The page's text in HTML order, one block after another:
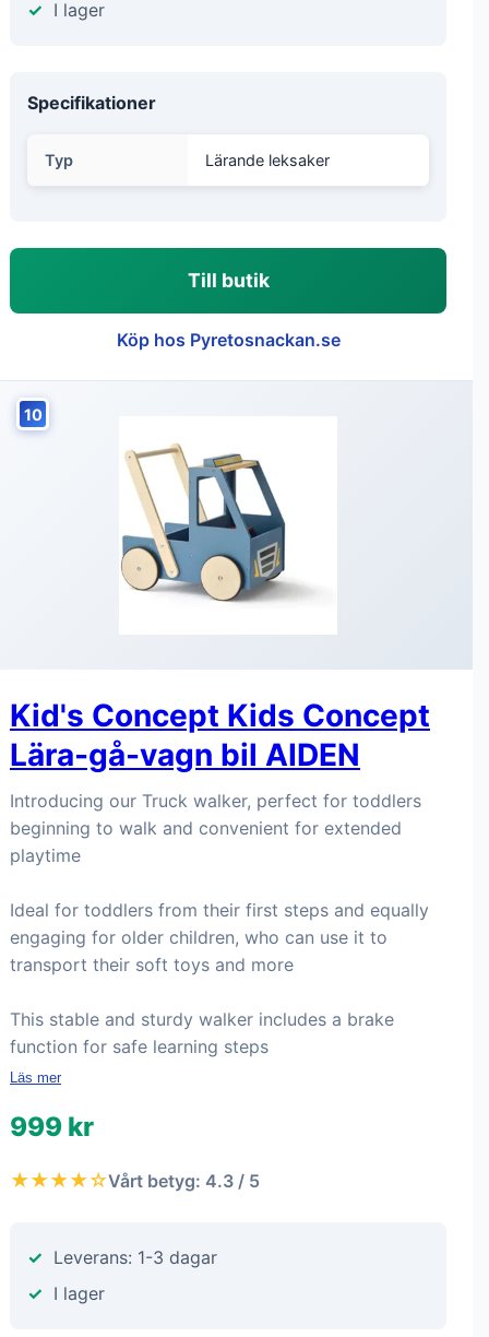
I lager
Specifikationer
Typ Lärande leksaker
Till butik
Köp hos Pyretosnackan.se
10
Kid's Concept Kids Concept
Lära-gå-vagn bil AIDEN
Introducing our Truck walker, perfect for toddlers
beginning to walk and convenient for extended
playtime
Ideal for toddlers from their first steps and equally
engaging for older children, who can use it to
transport their soft toys and more
This stable and sturdy walker includes a brake
function for safe learning steps
Läs mer
999 kr
★★★★☆Vårt betyg: 4.3 / 5
Leverans: 1-3 dagar
I lager